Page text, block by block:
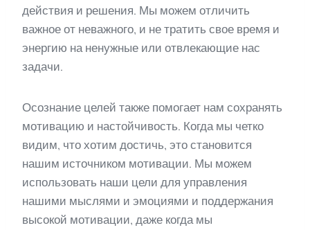
действия и решения. Мы можем отличить
важное от неважного, и не тратить свое время и
энергию на ненужные или отвлекающие нас
задачи.
Осознание целей также помогает нам сохранять
мотивацию и настойчивость. Когда мы четко
видим, что хотим достичь, это становится
нашим источником мотивации. Мы можем
использовать наши цели для управления
нашими мыслями и эмоциями и поддержания
высокой мотивации, даже когда мы